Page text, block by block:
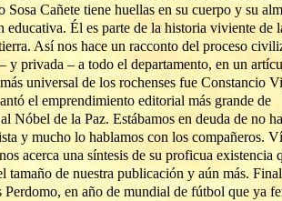
Sosa Cañete tiene huellas en su cuerpo y su
educativa. Él es parte de la historia viviente de
Así nos hace un racconto del proceso
y privada – a todo el departamento, en un
universal de los rochenses fue Constancio
el emprendimiento editorial más grande de
Nóbel de la Paz. Estábamos en deuda de no
y mucho lo hablamos con los compañeros.
acerca una síntesis de su proficua existencia
tamaño de nuestra publicación y aún más.
en año de mundial de fútbol que ya